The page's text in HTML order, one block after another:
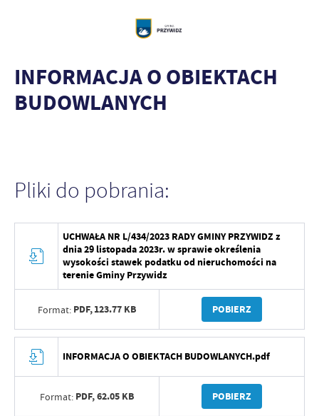
INFORMACJA O OBIEKTACH
BUDOWLANYCH
Pliki do pobrania:
UCHWAŁA NR L/434/2023 RADY GMINY PRZYWIDZ z
dnia 29 listopada 2023r. w sprawie określenia
wysokości stawek podatku od nieruchomości na
terenie Gminy Przywidz
Format: PDF,123.77 KB POBIERZ
INFORMACJA O OBIEKTACH BUDOWLANYCH.pdf
Format: PDF,62.05 KB POBIERZ